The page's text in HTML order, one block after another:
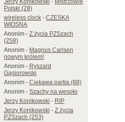
Jerzy Konikowski-Mistrzowie
Polski (28)
wireless clock-CZESKA
WIOSNA
Anonim-Z życia PZSzach
(258)
Anonim-Magnus Carlsen
nowym królem!
Anonim-Ryszard
Gąsiorowski
Anonim-Ciekawa partia (88)
Anonim-Szachy na wesoło
Jerzy Konikowski-RIP
Jerzy Konikowski-Z życia
PZSzach (253)